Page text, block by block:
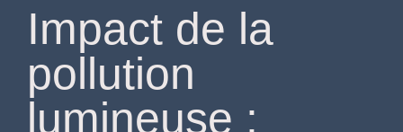
Impact de la
pollution
lumineuse :